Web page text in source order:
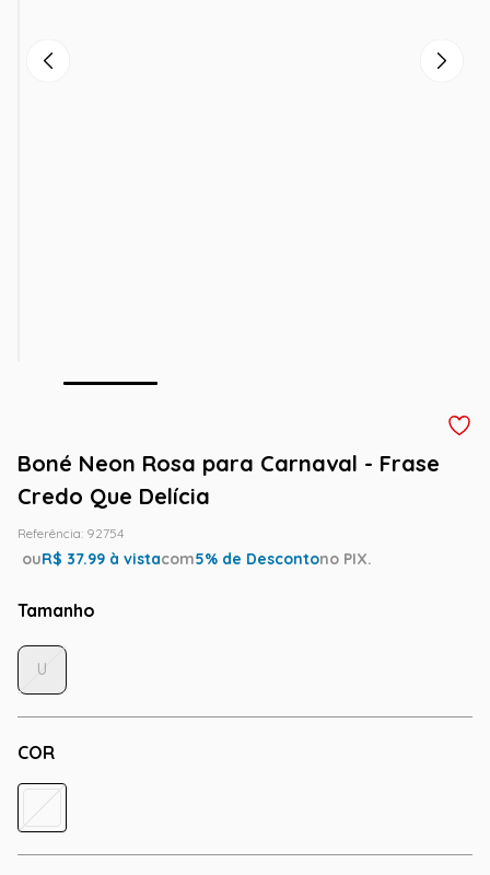
Boné Neon Rosa para Carnaval - Frase
Credo Que Delícia
Referência: 92754
ouR$ 37.99 à vistacom5% de Descontono PIX.
Tamanho
COR
U